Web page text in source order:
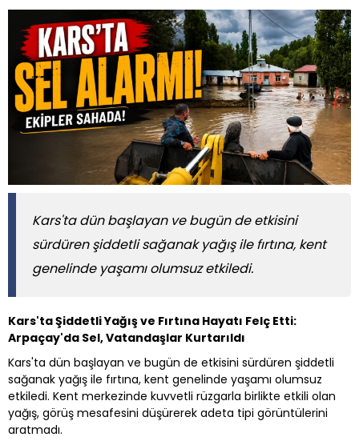
Kars'ta dün başlayan ve bugün de etkisini
sürdüren şiddetli sağanak yağış ile fırtına, kent
genelinde yaşamı olumsuz etkiledi.
Kars'ta Şiddetli Yağış ve Fırtına Hayatı Felç Etti:
Arpaçay'da Sel, Vatandaşlar Kurtarıldı
Kars'ta dün başlayan ve bugün de etkisini sürdüren şiddetli
sağanak yağış ile fırtına, kent genelinde yaşamı olumsuz
etkiledi. Kent merkezinde kuvvetli rüzgarla birlikte etkili olan
yağış, görüş mesafesini düşürerek adeta tipi görüntülerini
aratmadı.